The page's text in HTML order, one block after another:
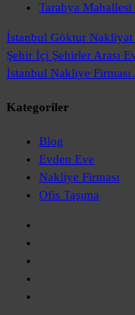
Tarabya
İstanbul Göktur Nakliyat
Şehir İçi Şehirler Arası
İstanbul Nakliye Firması
Kategoriler
Blog
Evden Eve
Nakliye Firması
Ofis Taşıma